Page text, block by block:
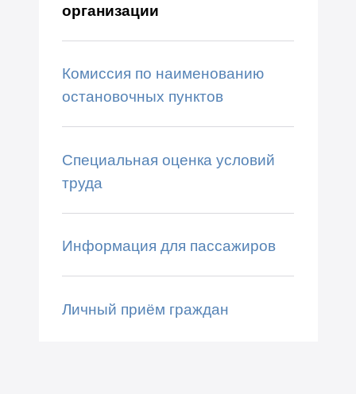
организации
Комиссия по наименованию
остановочных пунктов
Специальная оценка условий
труда
Информация для пассажиров
Личный приём граждан